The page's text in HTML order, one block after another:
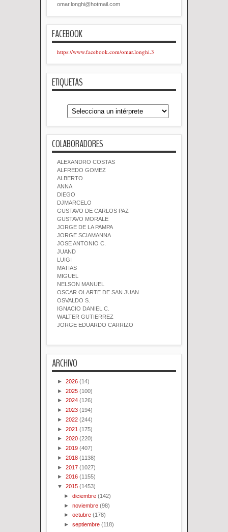
omar.longhi@hotmail.com
FACEBOOK
https://www.facebook.com/omar.longhi.3
ETIQUETAS
COLABORADORES
ALEXANDRO COSTAS
ALFREDO GOMEZ
ALBERTO
ANNA
DIEGO
DJMARCELO
GUSTAVO DE CARLOS PAZ
GUSTAVO MORALE
JORGE DE LA PAMPA
JORGE SCIAMANNA
JOSE ANTONIO C.
JUAND
LUIGI
MATIAS
MIGUEL
NELSON MANUEL
OSCAR OLARTE DE SAN JUAN
OSVALDO S.
IGNACIO DANIEL C.
WALTER GUTIERREZ
JORGE EDUARDO CARRIZO
ARCHIVO
► 2026 (14)
► 2025 (100)
► 2024 (126)
► 2023 (194)
► 2022 (244)
► 2021 (175)
► 2020 (220)
► 2019 (407)
► 2018 (1138)
► 2017 (1027)
► 2016 (1155)
▼ 2015 (1453)
►diciembre (142)
►noviembre (98)
►octubre (178)
►septiembre (118)